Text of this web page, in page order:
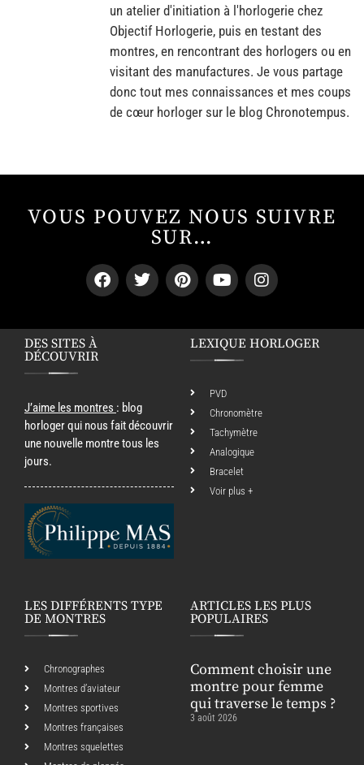
un atelier d'initiation à l'horlogerie chez
Objectif Horlogerie, puis en testant des
montres, en rencontrant des horlogers ou en
visitant des manufactures. Je vous partage
donc tout mes connaissances et mes coups
de cœur horloger sur le blog Chronotempus.
VOUS POUVEZ NOUS SUIVRE
SUR…
DES SITES À
DÉCOUVRIR
J’aime les montres : blog
horloger qui nous fait découvrir
une nouvelle montre tous les
jours.
LEXIQUE HORLOGER
PVD
Chronomètre
Tachymètre
Analogique
Bracelet
Voir plus +
LES DIFFÉRENTS TYPE
DE MONTRES
Chronographes
Montres d’aviateur
Montres sportives
Montres françaises
Montres squelettes
ARTICLES LES PLUS
POPULAIRES
Comment choisir une
montre pour femme
qui traverse le temps ?
3 août 2026